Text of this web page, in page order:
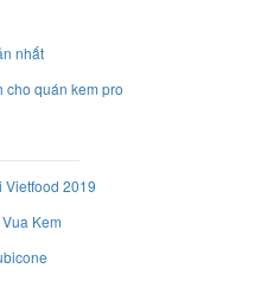
nhất
cho quán kem pro
Vietfood 2019
Kem